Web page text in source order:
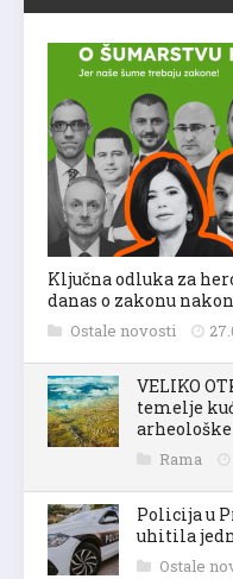
Ključna odluka za
danas o zakonu
Ostale novosti
VELIKO
temelje
Rama
Policija u
uhitila
Ostale